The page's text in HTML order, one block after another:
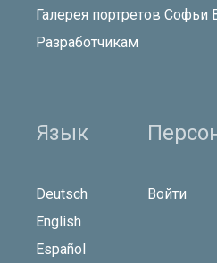
Галерея портретов Софьи
Разработчикам
Язык
Deutsch
English
Español
Войти